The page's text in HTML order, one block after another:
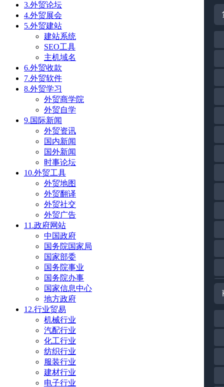
3.外贸论坛
4.外贸展会
5.外贸建站
建站系统
SEO工具
主机域名
6.外贸收款
7.外贸软件
8.外贸学习
外贸商学院
外贸自学
9.国际新闻
外贸资讯
国内新闻
国外新闻
时事论坛
10.外贸工具
外贸地图
外贸翻译
外贸社交
外贸广告
11.政府网站
中国政府
国务院国家局
国家部委
国务院事业
国务院办事
国家信息中心
地方政府
12.行业贸易
机械行业
汽配行业
化工行业
纺织行业
服装行业
建材行业
电子行业